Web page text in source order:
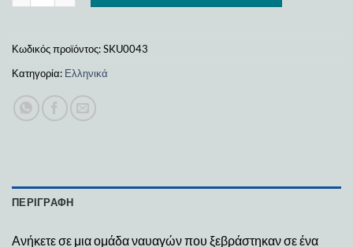
Κωδικός προϊόντος:SKU0043
Κατηγορία: Ελληνικά
ΠΕΡΙΓΡΑΦΉ
Ανήκετε σε μια ομάδα ναυαγών που ξεβράστηκαν σε ένα